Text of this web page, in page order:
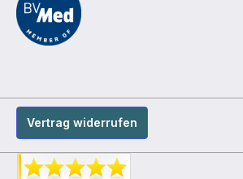
Vertrag widerrufen